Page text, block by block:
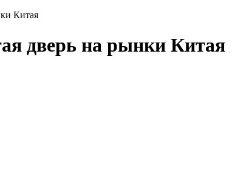
Китая
дверь на рынки Китая